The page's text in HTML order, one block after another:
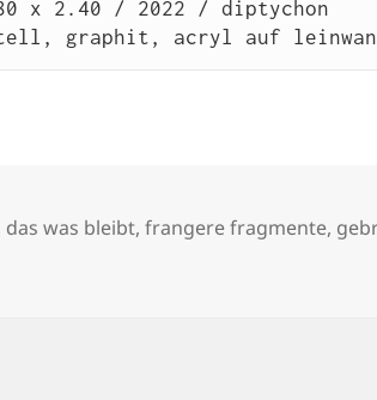
pastell, graphit, acryl auf
das was bleibt,frangere fragmente,